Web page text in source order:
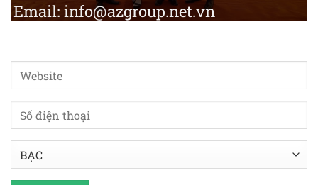
Email: info@azgroup.net.vn